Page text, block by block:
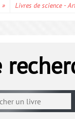
» Livres de science -